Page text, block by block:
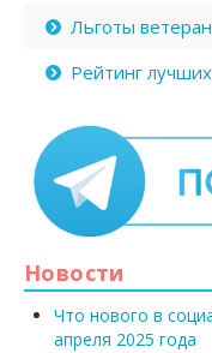
Льготы
Рейтинг
Новости
Что нового в
апреля 2025 года